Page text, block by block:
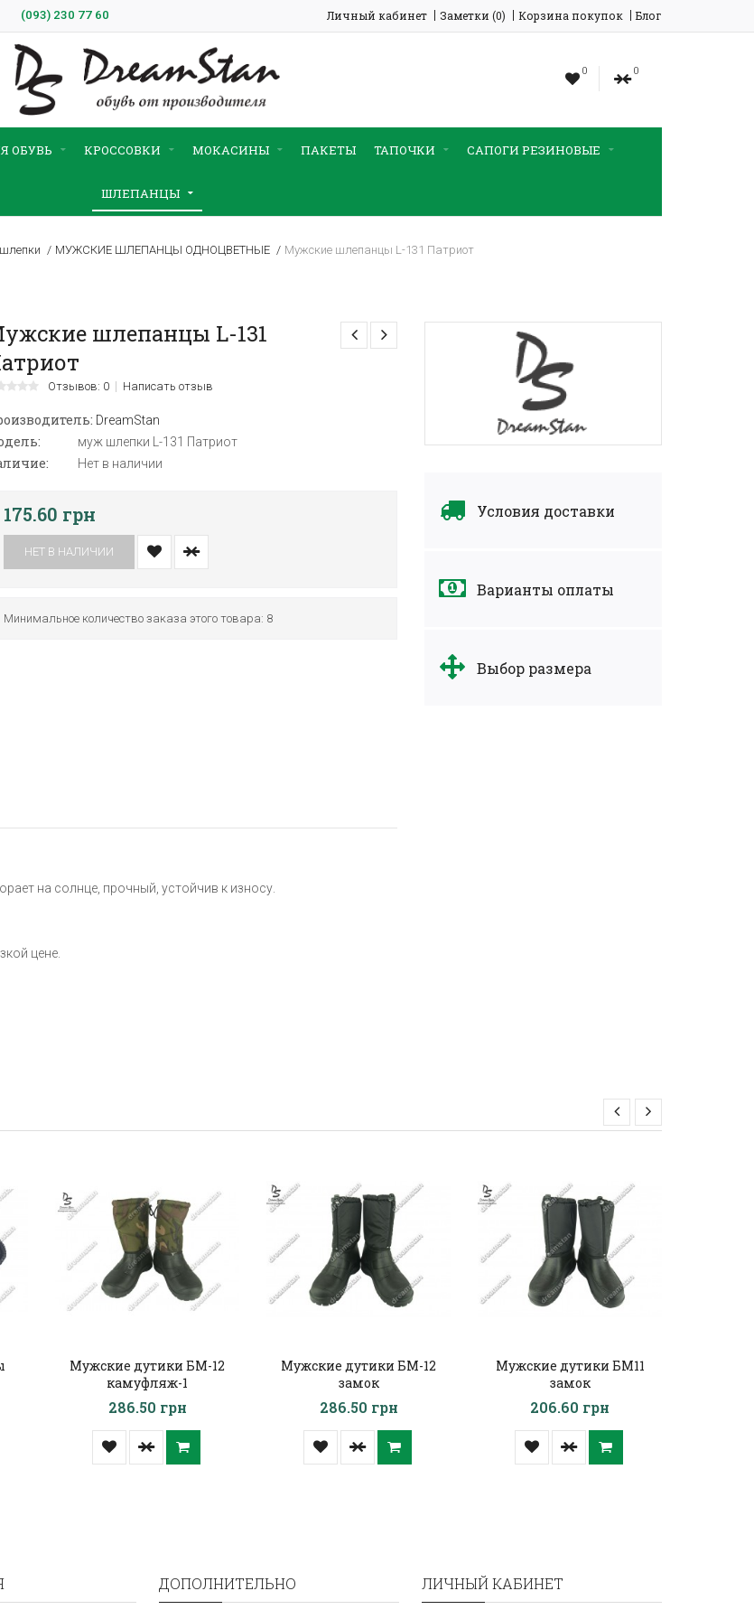
(093) 230 77 60 Личный кабинет Заметки (0) Корзина покупок Блог
0 0
ОБУВЬ КРОССОВКИ МОКАСИНЫ ПАКЕТЫ ТАПОЧКИ САПОГИ РЕЗИНОВЫЕ
ШЛЕПАНЦЫ
МУЖСКИЕ ШЛЕПАНЦЫ ОДНОЦВЕТНЫЕ Мужские шлепанцы L-131 Патриот
Условия доставки
Варианты оплаты
Выбор размера
шлепанцы L-131
Отзывов: 0 Написать отзыв
DreamStan
муж шлепки L-131 Патриот
Нет в наличии
175.60 грн
НЕТ В НАЛИЧИИ
Минимальное количество заказа этого товара: 8
на солнце, прочный, устойчив к износу.
цене.
Мужские дутики БМ-12
камуфляж-1
286.50 грн
Мужские дутики БМ-12
замок
286.50 грн
Мужские дутики БМ11
замок
206.60 грн
ДОПОЛНИТЕЛЬНО ЛИЧНЫЙ КАБИНЕТ